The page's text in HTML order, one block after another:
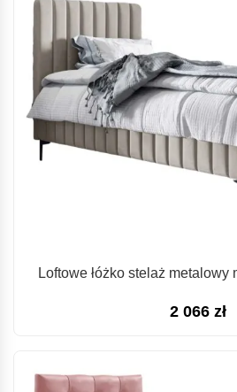
Loftowe łóżko stelaż
2 066 zł